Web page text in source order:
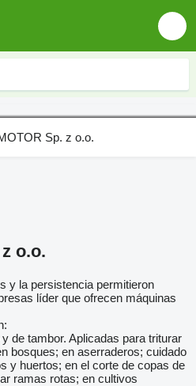
o.o.
y la persistencia permitieron
líder que ofrecen máquinas
de tambor. Aplicadas para triturar
bosques; en aserraderos; cuidado
y huertos; en el corte de copas de
ramas rotas; en cultivos